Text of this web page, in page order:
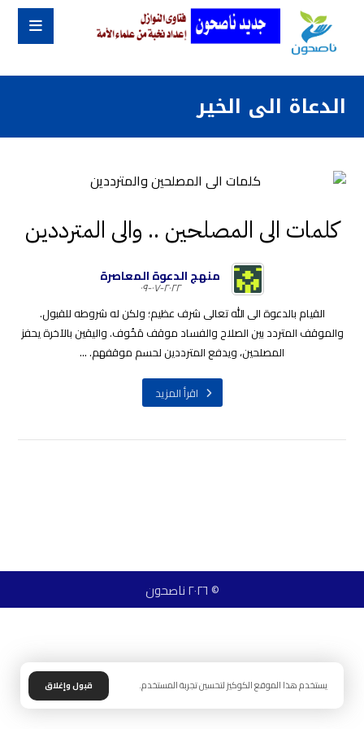
الدعاة الى الخير
كلمات الى المصلحين .. والى المترددين
منهج الدعوة المعاصرة
٢٠٢٢-٠٧-٠٩
القيام بالدعوة الى الله تعالى شرف عظيم؛ ولكن له شروطه للقبول.
والموقف المتردد بين الصلاح والفساد موقف مَخُوف. واليقين بالآخرة يحفز
المصلحين، ويدفع المترددين لحسم موقفهم. ...
اقرأ المزيد
© ٢٠٢٦ ناصحون
يستخدم هذا الموقع الكوكيز لتحسين تجربة المستخدم. قبول وإغلاق